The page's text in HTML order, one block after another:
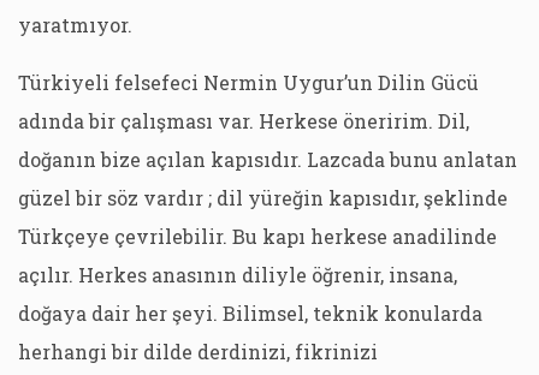
yaratmıyor.
Türkiyeli felsefeci Nermin Uygur’un Dilin Gücü
adında bir çalışması var. Herkese öneririm. Dil,
doğanın bize açılan kapısıdır. Lazcada bunu anlatan
güzel bir söz vardır ; dil yüreğin kapısıdır, şeklinde
Türkçeye çevrilebilir. Bu kapı herkese anadilinde
açılır. Herkes anasının diliyle öğrenir, insana,
doğaya dair her şeyi. Bilimsel, teknik konularda
herhangi bir dilde derdinizi, fikrinizi